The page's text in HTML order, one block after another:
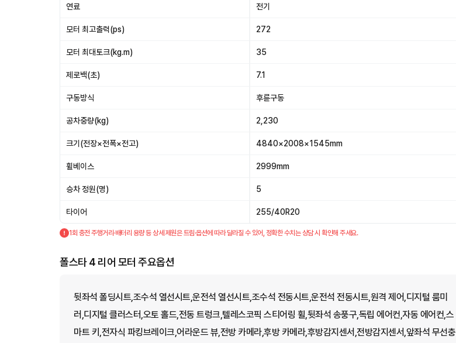
연료 전기
모터 최고출력(ps) 272
모터 최대토크(kg.m) 35
제로백(초) 7.1
구동방식 후륜구동
공차중량(kg) 2,230
크기(전장×전폭×전고) 4840×2008×1545mm
휠베이스 2999mm
승차 정원(명) 5
타이어 255/40R20
1회 충전 주행거리·배터리 용량 등 상세 제원은 트림·옵션에 따라 달라질 수 있어, 정확한 수치는 상담 시 확인해 주세요.
폴스타 4 리어 모터 주요옵션
뒷좌석 폴딩시트,조수석 열선시트,운전석 열선시트,조수석 전동시트,운전석 전동시트,원격 제어,디지털 룸미
러,디지털 클러스터,오토 홀드,전동 트렁크,텔레스코픽 스티어링 휠,뒷좌석 송풍구,독립 에어컨,자동 에어컨,스
마트 키,전자식 파킹브레이크,어라운드 뷰,전방 카메라,후방 카메라,후방감지센서,전방감지센서,앞좌석 무선충